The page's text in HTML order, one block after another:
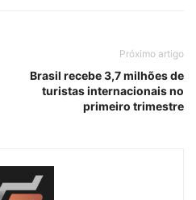
Próximo artigo
Brasil recebe 3,7 milhões de
turistas internacionais no
primeiro trimestre